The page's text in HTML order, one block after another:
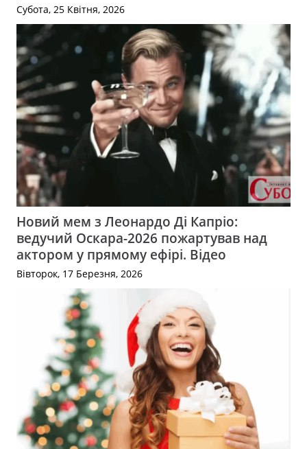
Субота, 25 Квітня, 2026
Новий мем з Леонардо Ді Капріо:
ведучий Оскара-2026 пожартував над
актором у прямому ефірі. Відео
Вівторок, 17 Березня, 2026